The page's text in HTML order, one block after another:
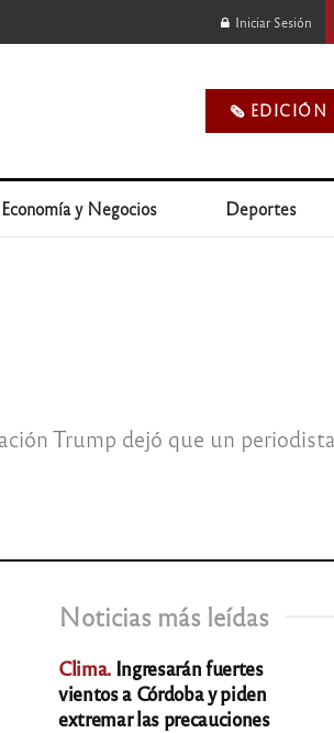
Iniciar Sesión
🗞️ EDICIÓN
Economía y Negocios Deportes
Trump dejó que un
Noticias más leídas
Clima. Ingresarán fuertes
vientos a Córdoba y piden
extremar las precauciones